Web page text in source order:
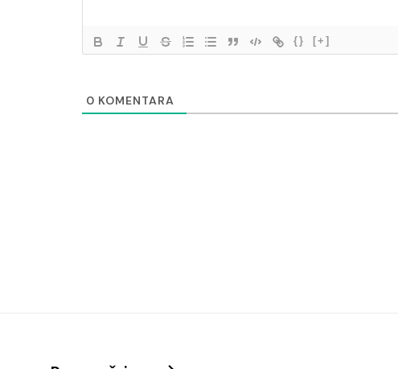
{} [+]
0 KOMENTARA